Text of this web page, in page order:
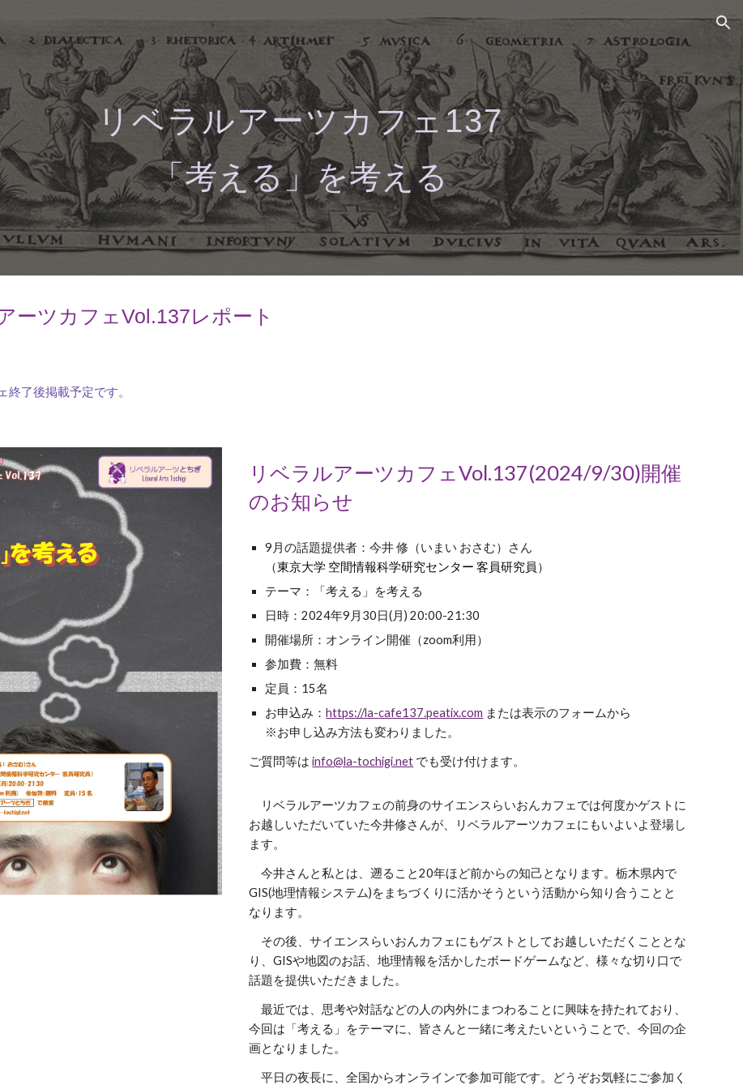
リベラルアーツカフェ137
「考える」を考える
ーツカフェVol.137レポート
終了後掲載予定です。
リベラルアーツカフェVol.137(2024/9/30)開催
のお知らせ
9 月の話題提供者：今井修 （いまい おさむ）さん
（東京大学 空間情報科学研究センター 客員研究員 ）
テーマ：
「考える」を考える
日時：2024年9 月 30日(月) 20:00-21:30
開催場所：オンライン開催（zoom利用）
参加費：無料
定員：15名
お申込み：https://la-cafe137.peatix.com または表示のフォームから
※お申し込み方法も変わりました。
ご質問等はinfo@la-tochigi.net でも受け付けます。
リベラルアーツカフェの前身のサイエンスらいおんカフェでは何度かゲストに
お越しいただいていた今井修さんが、リベラルアーツカフェにもいよいよ登場し
ます。
今井さんと私とは、遡ること20年ほど前からの知己となります。栃木県内で
GIS(地理情報システム)をまちづくりに活かそうという活動から知り合うことと
なります。
その後、サイエンスらいおんカフェにもゲストとしてお越しいただくこととな
り、GISや地図のお話、地理情報を活かしたボードゲームなど、様々な切り口で
話題を提供いただきました。
最近では、思考や対話などの人の内外にまつわることに興味を持たれており、
今回は「考える」をテーマに、皆さんと一緒に考えたいということで、今回の企
画となりました。
平日の夜長に、全国からオンラインで参加可能です。どうぞお気軽に ご参加く